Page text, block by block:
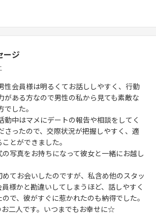
ージ
性会員様は明るくてお話ししやすく、行動
がある方なので男性の私から見ても素敵な
でした。
動中はマメにデートの報告や相談をしてく
さったので、交際状況が把握しやすく、適
とができました。
写真をお持ちになって彼女と一緒にお越し
てお会いしたのですが、私含め他のスタッ
様かと勘違いしてしまうほど、話しやすく
で、彼がすぐに惹かれたのも納得でした。
お二人です。いつまでもお幸せに☆